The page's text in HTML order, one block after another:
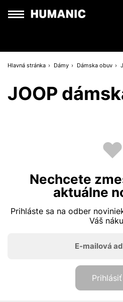
Hlavná stránka Dámy Dámska obuv
JOOP
Nechcete
aktuálne
Prihláste sa na odber
Váš
E-mailová